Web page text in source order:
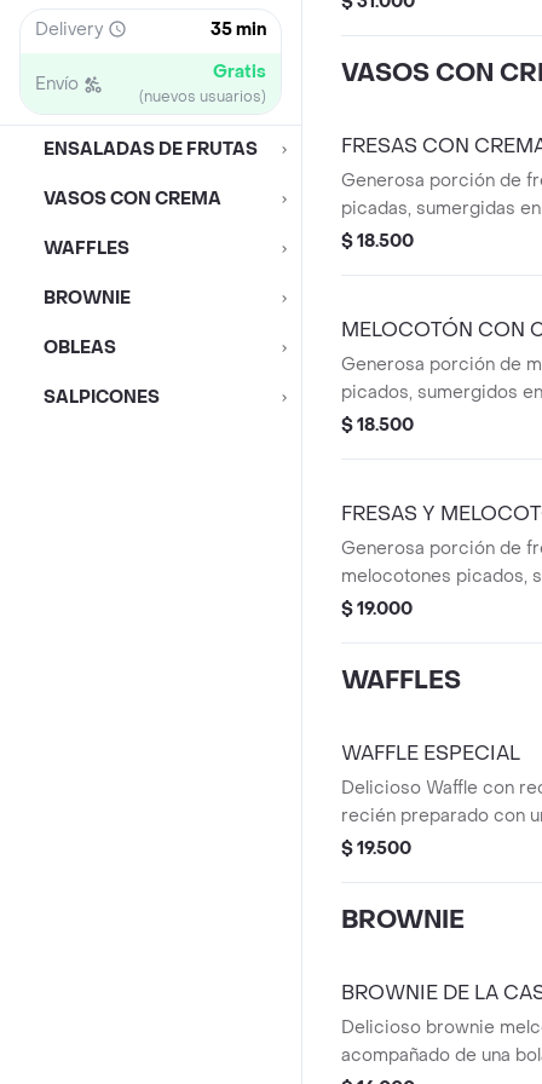
Delivery 35 min
Envío Gratis
(nuevos usuarios)
ENSALADAS DE FRUTAS
VASOS CON CREMA
WAFFLES
BROWNIE
OBLEAS
SALPICONES
especial de la casa y
VASOS CON
FRESAS CON
Generosa porción de
picadas, sumergidas
crema especial. Disfruta
nuestra receta de la
tu orden!
$ 18.500
MELOCOTÓN CON
Generosa porción de
picados, sumergidos
crema especial. Disfruta
nuestra receta de la
tu orden!
$ 18.500
FRESAS Y
Generosa porción de
melocotones picados,
nuestra deliciosa crema
toque dulce de nuestra
toppings gratis con tu
$ 19.000
WAFFLES
WAFFLE ESPECIAL
Delicioso Waffle con
recién preparado con
a elección, suave
Decorado con fruta
$ 19.500
BROWNIE
BROWNIE DE LA
Delicioso brownie
acompañado de una